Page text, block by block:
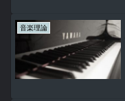
音楽理論